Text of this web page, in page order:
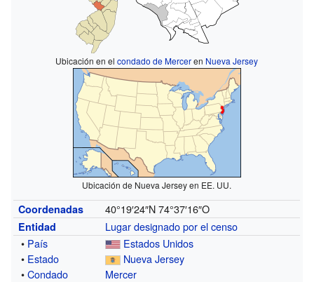
Ubicación en elcondado de Merceren Nueva Jersey
Ubicación de Nueva Jersey en EE. UU.
Coordenadas 40°19′24″N 74°37′16″O
Entidad
Lugar designado por el censo
• País
Estados Unidos
• Estado
Nueva Jersey
•Condado Mercer